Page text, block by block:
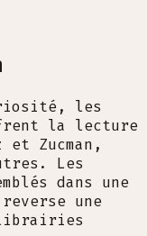
les
la lecture
Zucman,
Les
dans une
une
librairies